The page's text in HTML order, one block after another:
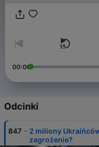
00:00
Odcinki
847 - 2 miliony
zagrożenie?